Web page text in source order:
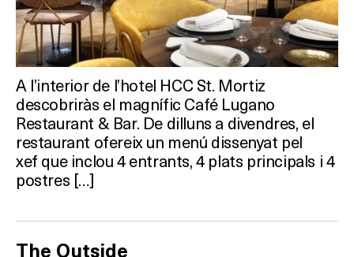
A l’interior de l’hotel HCC St. Mortiz
descobriràs el magnífic Café Lugano
Restaurant & Bar. De dilluns a divendres, el
restaurant ofereix un menú dissenyat pel
xef que inclou 4 entrants, 4 plats principals i 4
postres […]
The Outside